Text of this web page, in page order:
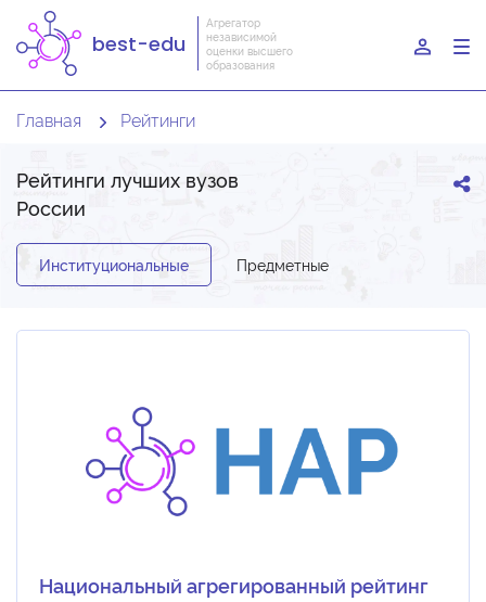
best-edu
Агрегатор
независимой
оценки высшего
образования
Главная Рейтинги
Рейтинги лучших вузов
России
Институциональные Предметные
Национальный агрегированный рейтинг